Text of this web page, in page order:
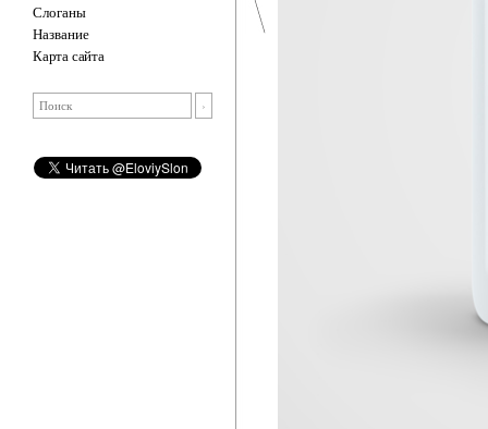
Слоганы
Название
Карта сайта